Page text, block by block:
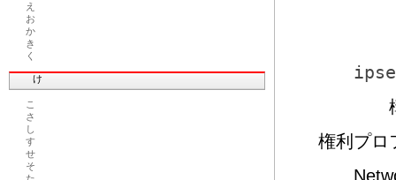
え
お
か
き
く
け
こ
さ
し
す
せ
そ
権利プロ